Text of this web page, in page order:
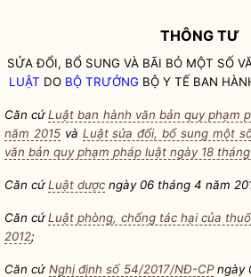
THÔNG TƯ
SỬA ĐỔI, BỔ SUNG VÀ BÃI BỎ MỘT SỐ
LUẬT DO BỘ TRƯỞNG BỘ Y TẾ BAN
Căn cứLuật ban hành văn bản quy phạm
năm 2015và Luật sửa đổi, bổ sung một
văn bản quy phạm pháp luật ngày 18
Căn cứLuật dược ngày 06 tháng 4 năm
Căn cứLuật phòng, chống tác hại của
2012;
Căn cứ Nghị định số 54/2017/NĐ-CPngày